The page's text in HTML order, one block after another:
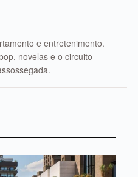
e entretenimento.
novelas e o circuito